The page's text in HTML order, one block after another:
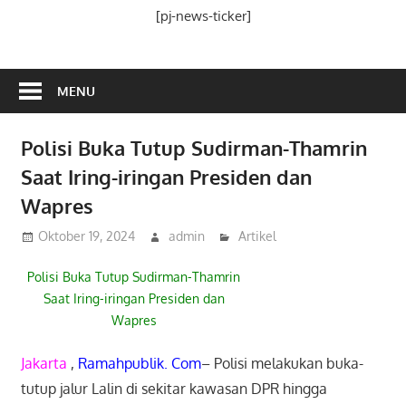
[pj-news-ticker]
MENU
Polisi Buka Tutup Sudirman-Thamrin
Saat Iring-iringan Presiden dan
Wapres
Oktober 19, 2024 admin Artikel
Polisi Buka Tutup Sudirman-Thamrin
Saat Iring-iringan Presiden dan
Wapres
Jakarta , Ramahpublik. Com– Polisi melakukan buka-
tutup jalur Lalin di sekitar kawasan DPR hingga